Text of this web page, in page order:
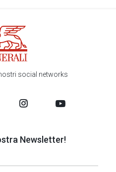
social networks
Newsletter!